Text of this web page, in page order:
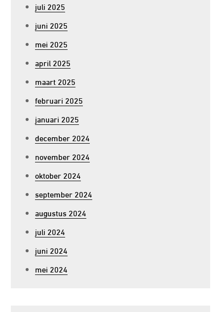
juli 2025
juni 2025
mei 2025
april 2025
maart 2025
februari 2025
januari 2025
december 2024
november 2024
oktober 2024
september 2024
augustus 2024
juli 2024
juni 2024
mei 2024